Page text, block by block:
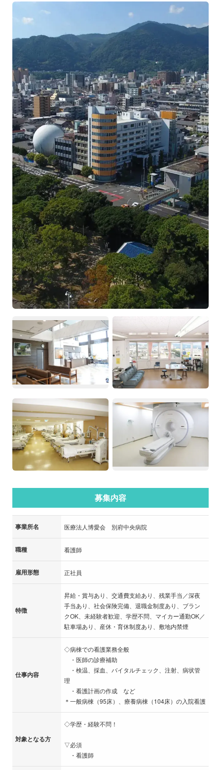
募集内容
事業所名 医療法人博愛会 別府中央病院
職種 看護師
雇用形態 正社員
特徴
昇給・賞与あり、交通費支給あり、残業手当／深夜
手当あり、社会保険完備、退職金制度あり、ブラン
クOK、未経験者歓迎、学歴不問、マイカー通勤OK／
駐車場あり、産休・育休制度あり、敷地内禁煙
仕事内容
◇病棟での看護業務全般
・医師の診療補助
・検温、採血、バイタルチェック、注射、病状管
理
・看護計画の作成 など
＊一般病棟（95床）、療養病棟（104床）の入院看護
対象となる方
◇学歴・経験不問！
▽必須
・看護師